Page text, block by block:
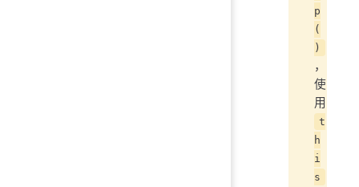
p
(
)
，
使
用
t
h
i
s